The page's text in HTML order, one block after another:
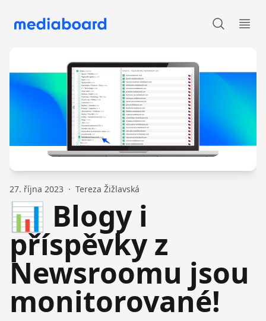
Produktové novinky
27. října 2023 · Tereza Žižlavská
📊 Blogy i
příspěvky z
Newsroomu jsou
monitorované!